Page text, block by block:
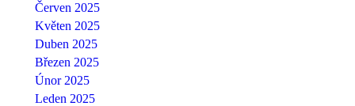
Červen 2025
Květen 2025
Duben 2025
Březen 2025
Únor 2025
Leden 2025